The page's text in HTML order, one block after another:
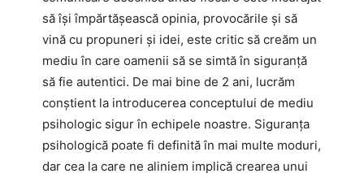
să își împărtășească opinia, provocările și să
vină cu propuneri și idei, este critic să creăm un
mediu în care oamenii să se simtă în siguranță
să fie autentici. De mai bine de 2 ani, lucrăm
conștient la introducerea conceptului de mediu
psihologic sigur în echipele noastre. Siguranța
psihologică poate fi definită în mai multe moduri,
dar cea la care ne aliniem implică crearea unui